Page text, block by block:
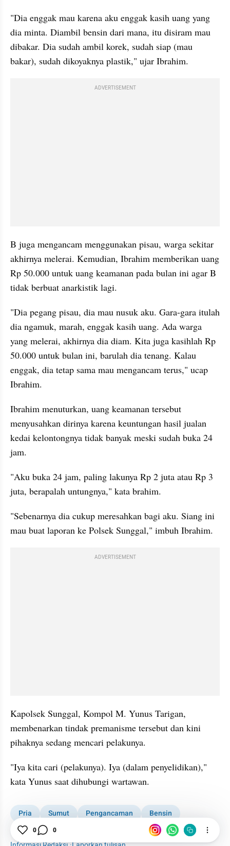
"Dia enggak mau karena aku enggak kasih uang yang
dia minta. Diambil bensin dari mana, itu disiram mau
dibakar. Dia sudah ambil korek, sudah siap (mau
bakar), sudah dikoyaknya plastik," ujar Ibrahim.
ADVERTISEMENT
B juga mengancam menggunakan pisau, warga sekitar
akhirnya melerai. Kemudian, Ibrahim memberikan uang
Rp 50.000 untuk uang keamanan pada bulan ini agar B
tidak berbuat anarkistik lagi.
"Dia pegang pisau, dia mau nusuk aku. Gara-gara itulah
dia ngamuk, marah, enggak kasih uang. Ada warga
yang melerai, akhirnya dia diam. Kita juga kasihlah Rp
50.000 untuk bulan ini, barulah dia tenang. Kalau
enggak, dia tetap sama mau mengancam terus," ucap
Ibrahim.
Ibrahim menuturkan, uang keamanan tersebut
menyusahkan dirinya karena keuntungan hasil jualan
kedai kelontongnya tidak banyak meski sudah buka 24
jam.
"Aku buka 24 jam, paling lakunya Rp 2 juta atau Rp 3
juta, berapalah untungnya," kata brahim.
"Sebenarnya dia cukup meresahkan bagi aku. Siang ini
mau buat laporan ke Polsek Sunggal," imbuh Ibrahim.
ADVERTISEMENT
Kapolsek Sunggal, Kompol M. Yunus Tarigan,
membenarkan tindak premanisme tersebut dan kini
pihaknya sedang mencari pelakunya.
"Iya kita cari (pelakunya). Iya (dalam penyelidikan),"
kata Yunus saat dihubungi wartawan.
Pria Sumut Pengancaman
Bensin
Deli Serdang
0 0